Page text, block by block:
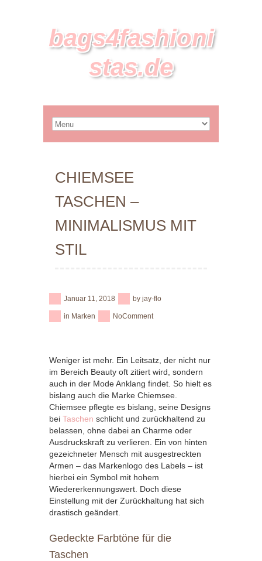
bags4fashioni
stas.de
CHIEMSEE
TASCHEN –
MINIMALISMUS MIT
STIL
Januar 11, 2018 by jay-flo
in Marken NoComment
Weniger ist mehr. Ein Leitsatz, der nicht nur
im Bereich Beauty oft zitiert wird, sondern
auch in der Mode Anklang findet. So hielt es
bislang auch die Marke Chiemsee.
Chiemsee pflegte es bislang, seine Designs
bei Taschen schlicht und zurückhaltend zu
belassen, ohne dabei an Charme oder
Ausdruckskraft zu verlieren. Ein von hinten
gezeichneter Mensch mit ausgestreckten
Armen – das Markenlogo des Labels – ist
hierbei ein Symbol mit hohem
Wiedererkennungswert. Doch diese
Einstellung mit der Zurückhaltung hat sich
drastisch geändert.
Gedeckte Farbtöne für die
Taschen